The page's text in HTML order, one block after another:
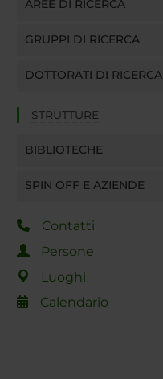
AREE DI RICERCA
GRUPPI DI RICERCA
DOTTORATI DI RICERCA
STRUTTURE
BIBLIOTECHE
SPIN OFF E AZIENDE
Contatti
Persone
Luoghi
Calendario